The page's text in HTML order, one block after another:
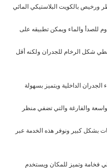
ورخيص بالكويت البلاستيكي المائي
للصدأ والماء ويمكن تطبيقه على
شكل الرخام للجدران ولكنه أقل
الداخلية ويتميز بسهولة
والفارغة والتي تضفي منظر
بشكل كبير ونوفر هذه الخدمة عبر
فخامة وتميز للمكان ويستخدم